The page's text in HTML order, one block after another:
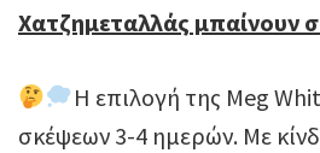
Χατζημεταλλάς μπαίνουν
Η επιλογή της Meg
σκέψεων 3-4 ημερών. Με